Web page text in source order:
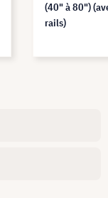
(40" à 80")
rails)